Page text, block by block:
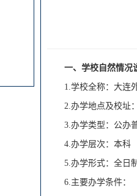
一、学校自然情况
1.学校全称：大连
2.办学地点及校址
3.办学类型：公办
4.办学层次：本科
5.办学形式：全日
6.主要办学条件：